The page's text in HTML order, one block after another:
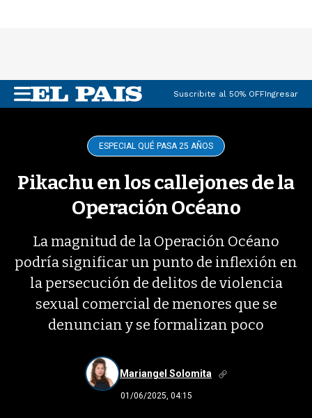
Suscribite al 50% OFFIngresar
ESPECIAL QUÉ PASA 25 AÑOS
Pikachu en los callejones de la
Operación Océano
La magnitud de la Operación Océano
podría significar un punto de inflexión en
la persecución de delitos de violencia
sexual comercial de menores que se
denuncian y se formalizan poco
Mariangel Solomita
01/06/2025, 04:15